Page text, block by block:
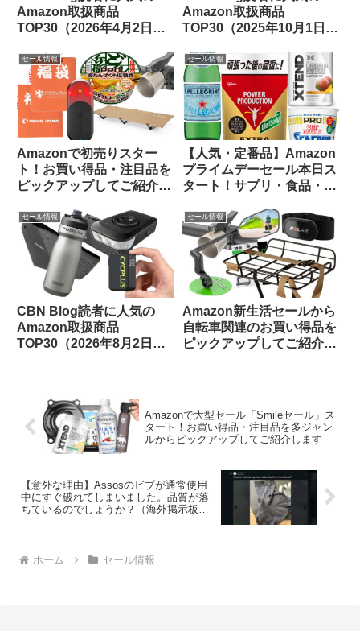
Amazon取扱商品
TOP30（2026年4月2日
Amazon取扱商品
TOP30（2025年10月1日
セール情報
Amazonで初売りスター
ト！お買い得品・注目品を
ピックアップしてご紹介し
セール情報
【人気・定番品】Amazon
プライムデーセール本日ス
タート！サプリ・食品・飲
ップしてみました
セール情報
CBN Blog読者に人気の
Amazon取扱商品
TOP30（2026年8月2日
セール情報
Amazon新生活セールから
自転車関連のお買い得品を
ピックアップしてご紹介し
Amazonで大型セール「Smileセール」ス
タート！お買い得品・注目品を多ジャン
ルからピックアップしてご紹介します
【意外な理由】Assosのビブが通常使用
中にすぐ破れてしまいました。品質が落
ちているのでしょうか？（海外掲示板か
ホーム セール情報